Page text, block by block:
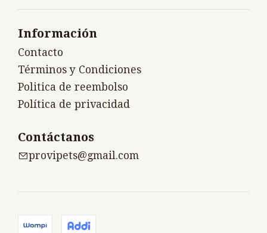
Información
Contacto
Términos y Condiciones
Politica de reembolso
Política de privacidad
Contáctanos
provipets@gmail.com